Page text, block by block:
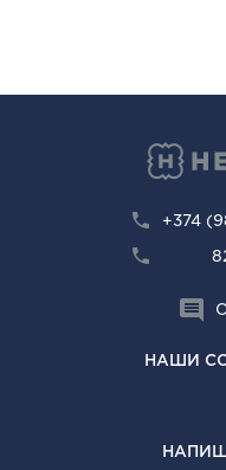
+374
НАШИ